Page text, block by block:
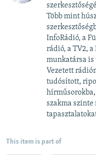
Több mint
InfoRádió, a
rádió, a TV2,
munkatársa is
Vezetett
tudósított,
szakma
This item is part of